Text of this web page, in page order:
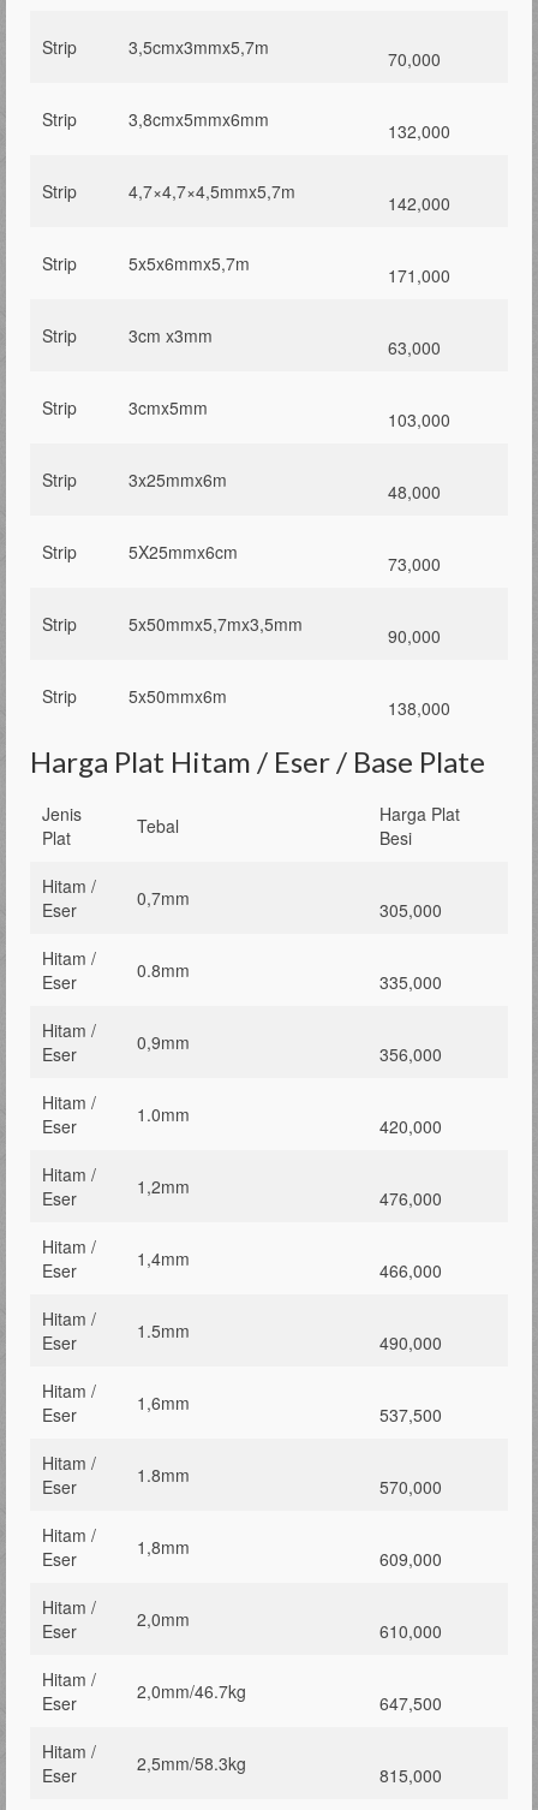
Strip 3,5cmx3mmx5,7m 70,000
Strip 3,8cmx5mmx6mm 132,000
Strip 4,7×4,7×4,5mmx5,7m 142,000
Strip 5x5x6mmx5,7m 171,000
Strip 3cm x3mm 63,000
Strip 3cmx5mm 103,000
Strip 3x25mmx6m 48,000
Strip 5X25mmx6cm 73,000
Strip 5x50mmx5,7mx3,5mm 90,000
Strip 5x50mmx6m 138,000
Harga Plat Hitam / Eser / Base Plate
Jenis
Plat
Tebal
Harga Plat
Besi
Hitam /
Eser
0,7mm
305,000
Hitam /
Eser
0.8mm
335,000
Hitam /
Eser
0,9mm
356,000
Hitam /
Eser
1.0mm
420,000
Hitam /
Eser
1,2mm
476,000
Hitam /
Eser
1,4mm
466,000
Hitam /
Eser
1.5mm
490,000
Hitam /
Eser
1,6mm
537,500
Hitam /
Eser
1.8mm
570,000
Hitam /
Eser
1,8mm
609,000
Hitam /
Eser
2,0mm
610,000
Hitam /
Eser
2,0mm/46.7kg
647,500
Hitam /
Eser
2,5mm/58.3kg 815,000